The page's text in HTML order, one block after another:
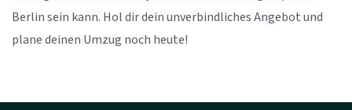
Berlin sein kann. Hol dir dein unverbindliches Angebot und
plane deinen Umzug noch heute!